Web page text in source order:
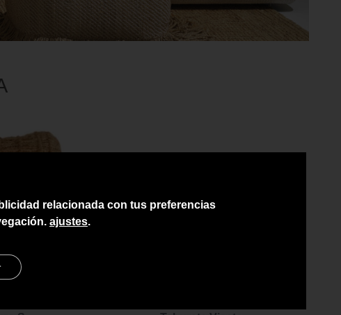
relacionada con tus preferencias
ajustes.